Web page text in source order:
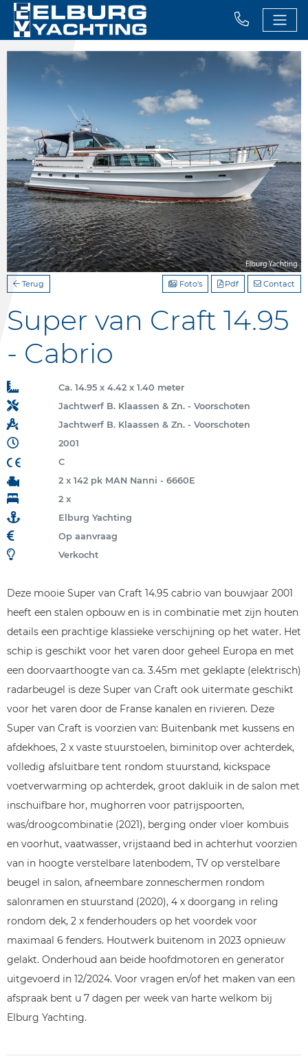
Terug Contact
Pdf
Foto's
Super van Craft 14.95
- Cabrio
Ca. 14.95 x 4.42 x 1.40 meter
Jachtwerf B. Klaassen & Zn. - Voorschoten
Jachtwerf B. Klaassen & Zn. - Voorschoten
2001
C
2 x 142 pk MAN Nanni - 6660E
2 x
Elburg Yachting
Op aanvraag
Verkocht
Deze mooie Super van Craft 14.95 cabrio van bouwjaar 2001
heeft een stalen opbouw en is in combinatie met zijn houten
details een prachtige klassieke verschijning op het water. Het
schip is geschikt voor het varen door geheel Europa en met
een doorvaarthoogte van ca. 3.45m met geklapte (elektrisch)
radarbeugel is deze Super van Craft ook uitermate geschikt
voor het varen door de Franse kanalen en rivieren. Deze
Super van Craft is voorzien van: Buitenbank met kussens en
afdekhoes, 2 x vaste stuurstoelen, biminitop over achterdek,
volledig afsluitbare tent rondom stuurstand, kickspace
voetverwarming op achterdek, groot dakluik in de salon met
inschuifbare hor, mughorren voor patrijspoorten,
was/droogcombinatie (2021), berging onder vloer kombuis
en voorhut, vaatwasser, vrijstaand bed in achterhut voorzien
van in hoogte verstelbare latenbodem, TV op verstelbare
beugel in salon, afneembare zonneschermen rondom
salonramen en stuurstand (2020), 4 x doorgang in reling
rondom dek, 2 x fenderhouders op het voordek voor
maximaal 6 fenders. Houtwerk buitenom in 2023 opnieuw
gelakt. Onderhoud aan beide hoofdmotoren en generator
uitgevoerd in 12/2024. Voor vragen en/of het maken van een
afspraak bent u 7 dagen per week van harte welkom bij
Elburg Yachting.